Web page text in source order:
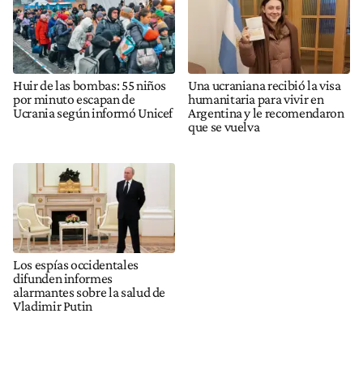
Huir de las bombas: 55 niños
por minuto escapan de
Ucrania según informó Unicef
Una ucraniana recibió la visa
humanitaria para vivir en
Argentina y le recomendaron
que se vuelva
Los espías occidentales
difunden informes
alarmantes sobre la salud de
Vladimir Putin